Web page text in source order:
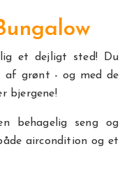
et dejligt sted! Du
af grønt - og med de
bjergene!
behagelig seng og
aircondition og et